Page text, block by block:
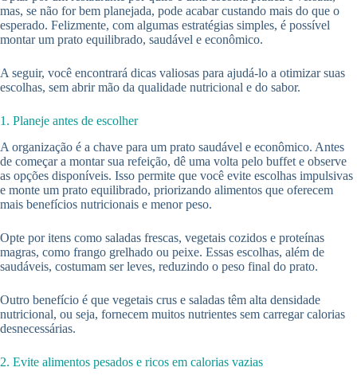
mas, se não for bem planejada, pode acabar custando mais do que o
esperado. Felizmente, com algumas estratégias simples, é possível
montar um prato equilibrado, saudável e econômico.
A seguir, você encontrará dicas valiosas para ajudá-lo a otimizar suas
escolhas, sem abrir mão da qualidade nutricional e do sabor.
1. Planeje antes de escolher
A organização é a chave para um prato saudável e econômico. Antes
de começar a montar sua refeição, dê uma volta pelo buffet e observe
as opções disponíveis. Isso permite que você evite escolhas impulsivas
e monte um prato equilibrado, priorizando alimentos que oferecem
mais benefícios nutricionais e menor peso.
Opte por itens como saladas frescas, vegetais cozidos e proteínas
magras, como frango grelhado ou peixe. Essas escolhas, além de
saudáveis, costumam ser leves, reduzindo o peso final do prato.
Outro benefício é que vegetais crus e saladas têm alta densidade
nutricional, ou seja, fornecem muitos nutrientes sem carregar calorias
desnecessárias.
2. Evite alimentos pesados e ricos em calorias vazias